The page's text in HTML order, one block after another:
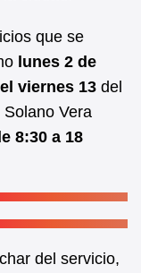
que se
lunes 2 de
viernes 13 del
Solano Vera
8:30 a 18
del servicio,